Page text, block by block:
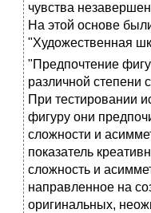
чувства
На этой основе
"Художественная
"Предпочтение
различной степени
При тестировании
фигуру они
сложности и
показатель
сложность и
направленное на
оригинальных,